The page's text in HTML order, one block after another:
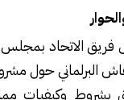
الاتحاد
البرلماني حول
المتعلق بشروط